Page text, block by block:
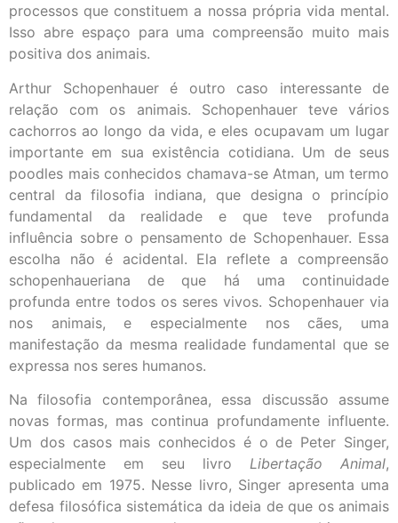
processos que constituem a nossa própria vida mental.
Isso abre espaço para uma compreensão muito mais
positiva dos animais.
Arthur Schopenhauer é outro caso interessante de
relação com os animais. Schopenhauer teve vários
cachorros ao longo da vida, e eles ocupavam um lugar
importante em sua existência cotidiana. Um de seus
poodles mais conhecidos chamava-se Atman, um termo
central da filosofia indiana, que designa o princípio
fundamental da realidade e que teve profunda
influência sobre o pensamento de Schopenhauer. Essa
escolha não é acidental. Ela reflete a compreensão
schopenhaueriana de que há uma continuidade
profunda entre todos os seres vivos. Schopenhauer via
nos animais, e especialmente nos cães, uma
manifestação da mesma realidade fundamental que se
expressa nos seres humanos.
Na filosofia contemporânea, essa discussão assume
novas formas, mas continua profundamente influente.
Um dos casos mais conhecidos é o de Peter Singer,
especialmente em seu livro Libertação Animal,
publicado em 1975. Nesse livro, Singer apresenta uma
defesa filosófica sistemática da ideia de que os animais